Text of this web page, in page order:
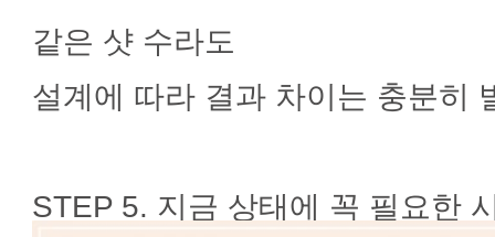
같은 샷 수라도
설계에 따라 결과 차이는 충분히
STEP 5. 지금 상태에 꼭 필요한